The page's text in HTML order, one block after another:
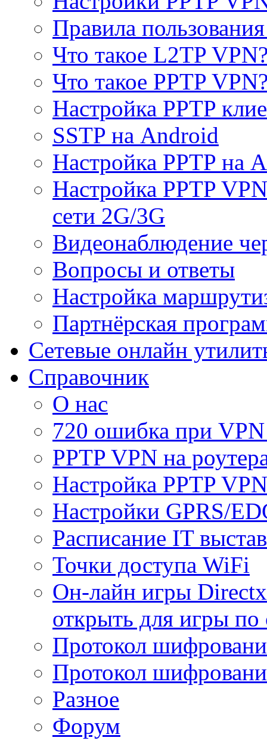
Правила
Что такое L2TP
Что такое PPTP
Настройка PPTP
SSTP на Android
Настройка PPTP на
Настройка PPTP
сети 2G/3G
Видеонаблюдение
Вопросы и ответы
Настройка
Партнёрская
Сетевые онлайн
Справочник
О нас
720 ошибка при
PPTP VPN на
Настройка PPTP
Настройки GPRS/
Расписание IT
Точки доступа WiFi
Он-лайн игры
открыть для игры по
Протокол
Протокол
Разное
Форум